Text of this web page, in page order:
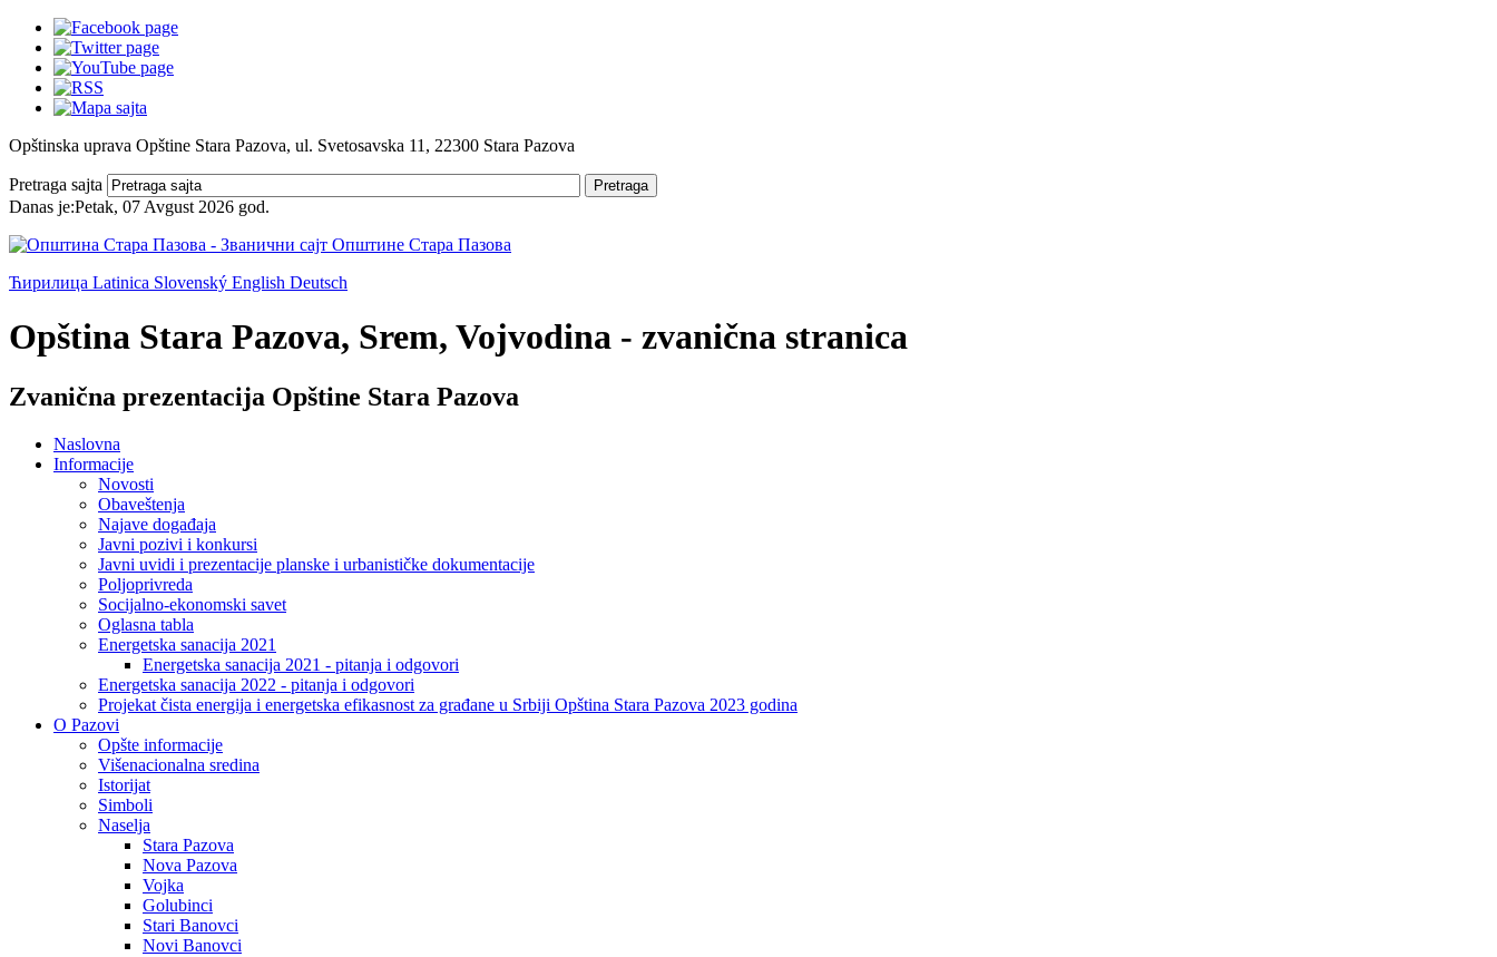
Opštinska uprava Opštine Stara Pazova, ul. Svetosavska 11, 22300 Stara Pazova
Pretraga sajta Pretraga
Danas je:Petak, 07 Avgust 2026 god.
Ћирилица Latinica Slovenský English Deutsch
Opština Stara Pazova, Srem, Vojvodina - zvanična stranica
Zvanična prezentacija Opštine Stara Pazova
Naslovna
Informacije
Novosti
Obaveštenja
Najave događaja
Javni pozivi i konkursi
Javni uvidi i prezentacije planske i urbanističke dokumentacije
Poljoprivreda
Socijalno-ekonomski savet
Oglasna tabla
Energetska sanacija 2021
Energetska sanacija 2021 - pitanja i odgovori
Energetska sanacija 2022 - pitanja i odgovori
Projekat čista energija i energetska efikasnost za građane u Srbiji Opština Stara Pazova 2023 godina
O Pazovi
Opšte informacije
Višenacionalna sredina
Istorijat
Simboli
Naselja
Stara Pazova
Nova Pazova
Vojka
Golubinci
Stari Banovci
Novi Banovci